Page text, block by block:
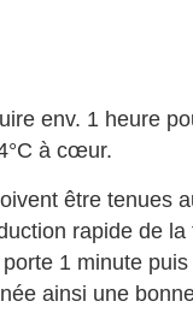
env. 1 heure
à cœur.
être tenues
rapide de
1 minute
ainsi une